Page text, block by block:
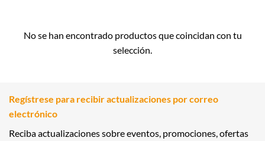
No se han encontrado productos que coincidan con tu
selección.
Regístrese para recibir actualizaciones por correo
electrónico
Reciba actualizaciones sobre eventos, promociones, ofertas